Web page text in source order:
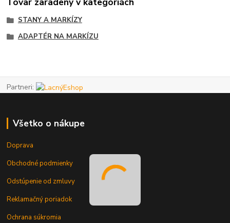
STANY A MARKÍZY
ADAPTÉR NA MARKÍZU
Partneri:
Všetko o nákupe
Doprava
Obchodné podmienky
Odstúpenie od zmluvy
Reklamačný poriadok
Ochrana súkromia